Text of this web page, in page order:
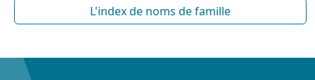
L'index de noms de famille